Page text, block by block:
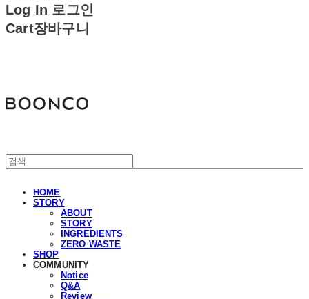
Log In 로그인
Cart장바구니
HOME
STORY
ABOUT
STORY
INGREDIENTS
ZERO WASTE
SHOP
COMMUNITY
Notice
Q&A
Review